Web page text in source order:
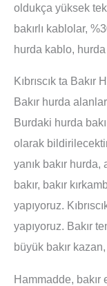
oldukça yüksek
bakırlı kablolar,
hurda kablo, hurda
Kıbrıscık ta Bakır
Bakır hurda
Burdaki hurda
olarak
yanık bakır hurda,
bakır, bakır
yapıyoruz.
yapıyoruz. Bakır
büyük bakır kazan,
Hammadde, bakır